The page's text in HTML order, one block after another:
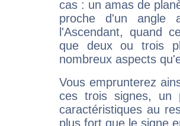
cas : un amas de
proche d'un
l'Ascendant, quand
que deux ou trois
nombreux aspects
Vous emprunterez
ces trois signes, un
caractéristiques au
plus fort que le signe